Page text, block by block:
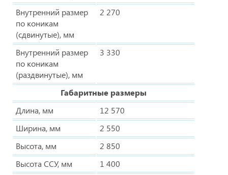
Внутренний размер
по коникам
(сдвинутые), мм
2 270
Внутренний размер
по коникам
(раздвинутые), мм
3 330
Габаритные размеры
Длина, мм
12 570
Ширина, мм
2 550
Высота, мм
2 850
Высота ССУ, мм
1 400